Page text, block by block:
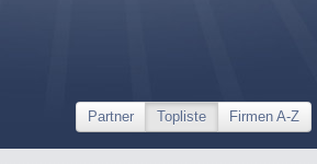
Partner Topliste Firmen A-Z